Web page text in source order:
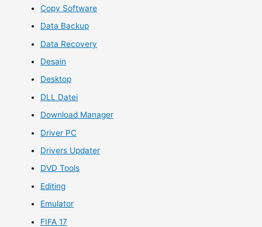
Copy Software
Data Backup
Data Recovery
Desain
Desktop
DLL Datei
Download Manager
Driver PC
Drivers Updater
DVD Tools
Editing
Emulator
FIFA 17